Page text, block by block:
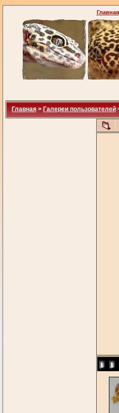
Главная > Галереи пользователей